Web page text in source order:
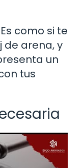
como si te
de arena, y
un
tus